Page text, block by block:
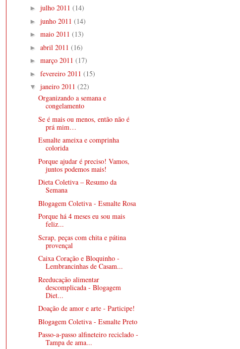
► julho 2011 (14)
► junho 2011 (14)
► maio 2011 (13)
► abril 2011 (16)
► março 2011 (17)
► fevereiro 2011 (15)
▼ janeiro 2011 (22)
Organizando a semana e
congelamento
Se é mais ou menos, então não é
prá mim…
Esmalte ameixa e comprinha
colorida
Porque ajudar é preciso! Vamos,
juntos podemos mais!
Dieta Coletiva – Resumo da
Semana
Blogagem Coletiva - Esmalte Rosa
Porque há 4 meses eu sou mais
feliz...
Scrap, peças com chita e pátina
provençal
Caixa Coração e Bloquinho -
Lembrancinhas de Casam...
Reeducação alimentar
descomplicada - Blogagem
Diet...
Doação de amor e arte - Participe!
Blogagem Coletiva - Esmalte Preto
Passo-a-passo alfineteiro reciclado -
Tampa de ama...